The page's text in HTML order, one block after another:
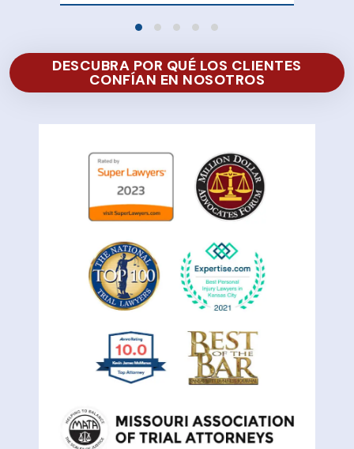
DESCUBRA POR QUÉ LOS CLIENTES
CONFÍAN EN NOSOTROS